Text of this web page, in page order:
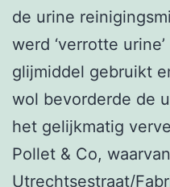
de urine
werd ‘verrotte
glijmiddel gebruikt
wol bevorderde de
het gelijkmatig
Pollet & Co,
Utrechtsestraat/